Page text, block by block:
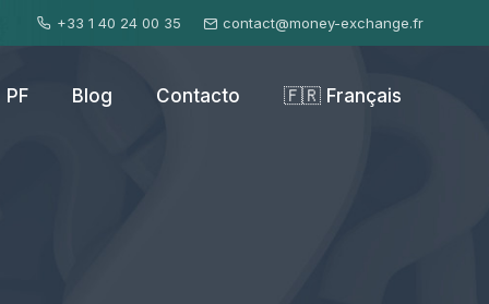
+33 1 40 24 00 35 contact@money-exchange.fr
PF Blog Contacto 🇫🇷 Français